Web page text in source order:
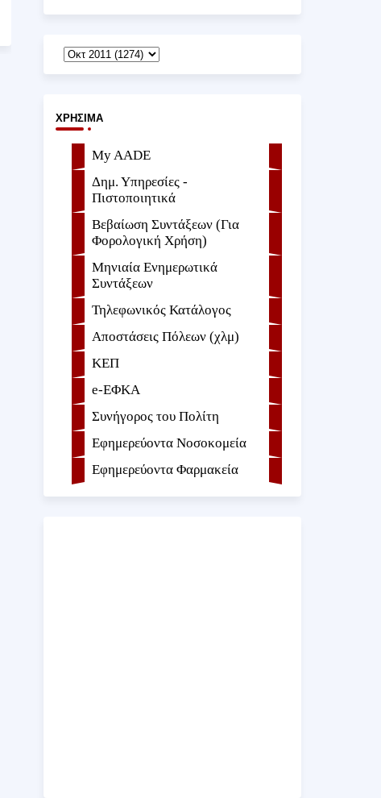
ΧΡΉΣΙΜΑ
My AADE
Δημ. Υπηρεσίες -
Πιστοποιητικά
Βεβαίωση Συντάξεων (Για
Φορολογική Χρήση)
Μηνιαία Ενημερωτικά
Συντάξεων
Τηλεφωνικός Κατάλογος
Αποστάσεις Πόλεων (χλμ)
ΚΕΠ
e-ΕΦKA
Συνήγορος του Πολίτη
Εφημερεύοντα Νοσοκομεία
Εφημερεύοντα Φαρμακεία